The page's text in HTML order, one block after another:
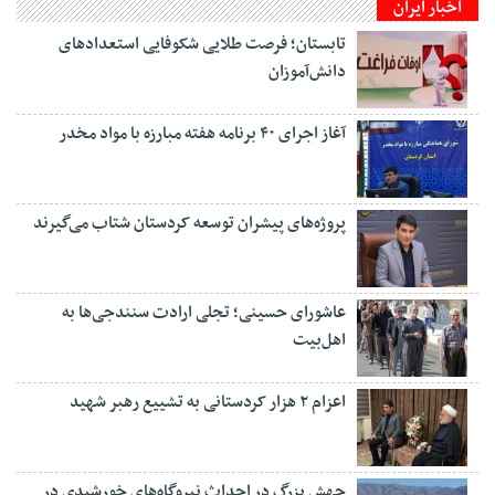
اخبار ایران
تابستان؛ فرصت طلایی شکوفایی استعدادهای
دانش‌آموزان
آغاز اجرای ۴۰ برنامه هفته مبارزه با مواد مخدر
پروژه‌های پیشران توسعه کردستان شتاب می‌گیرند
عاشورای حسینی؛ تجلی ارادت سنندجی‌ها به
اهل‌بیت
اعزام ۲ هزار کردستانی به تشییع رهبر شهید